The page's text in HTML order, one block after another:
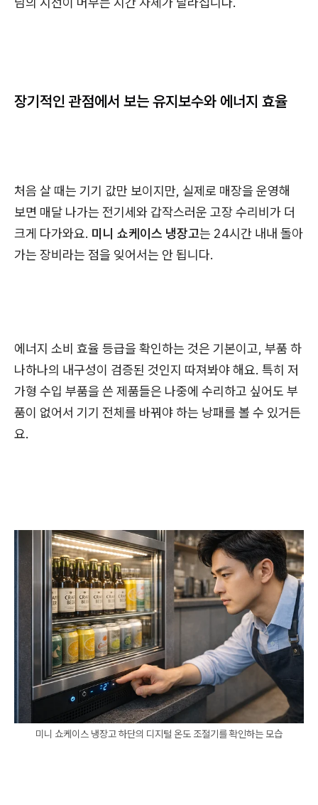
장기적인 관점에서 보는 유지보수와 에너지 효율
처음 살 때는 기기 값만 보이지만, 실제로 매장을 운영해
보면 매달 나가는 전기세와 갑작스러운 고장 수리비가 더
크게 다가와요. 미니 쇼케이스 냉장고는 24시간 내내 돌아
가는 장비라는 점을 잊어서는 안 됩니다.
에너지 소비 효율 등급을 확인하는 것은 기본이고, 부품 하
나하나의 내구성이 검증된 것인지 따져봐야 해요. 특히 저
가형 수입 부품을 쓴 제품들은 나중에 수리하고 싶어도 부
품이 없어서 기기 전체를 바꿔야 하는 낭패를 볼 수 있거든
요.
미니 쇼케이스 냉장고 하단의 디지털 온도 조절기를 확인하는 모습